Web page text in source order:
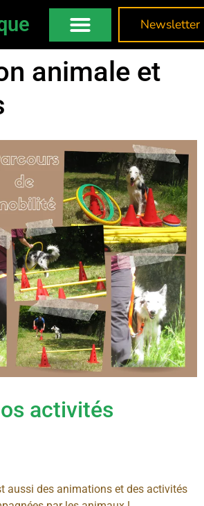
Newsletter
animale et
activités
aussi des animations et des activités